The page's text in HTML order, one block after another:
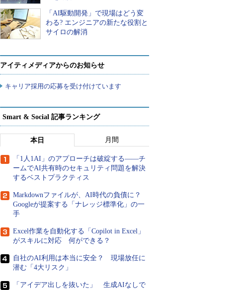
「AI駆動開発」で現場はどう変
わる? エンジニアの新たな役割と
サイロの解消
アイティメディアからのお知らせ
キャリア採用の応募を受け付けています
Smart & Social 記事ランキング
本日 月間
「1人1AI」のアプローチは破綻する――チ
ームでAI共有時のセキュリティ問題を解決
するベストプラクティス
Markdownファイルが、AI時代の負債に？
Googleが提案する「ナレッジ標準化」の一
手
Excel作業を自動化する「Copilot in Excel」
がスキルに対応 何ができる？
自社のAI利用は本当に安全？ 現場放任に
潜む「4大リスク」
「アイデア出しを抜いた」 生成AIなしで